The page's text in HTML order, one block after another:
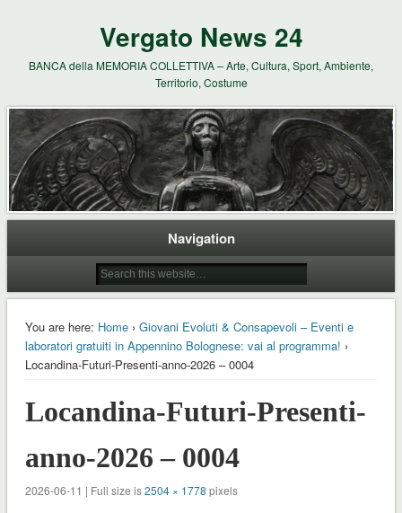
Vergato News 24
BANCA della MEMORIA COLLETTIVA – Arte, Cultura, Sport, Ambiente,
Territorio, Costume
Navigation
You are here: Home› Giovani Evoluti & Consapevoli – Eventi e
laboratori gratuiti in Appennino Bolognese: vai al programma! ›
Locandina-Futuri-Presenti-anno-2026 – 0004
Locandina-Futuri-Presenti-
anno-2026 – 0004
2026-06-11 | Full size is2504 × 1778 pixels